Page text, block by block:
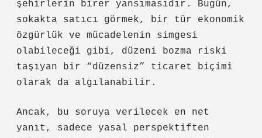
şehirlerin birer yansımasıdır. Bugün,
sokakta satıcı görmek, bir tür ekonomik
özgürlük ve mücadelenin simgesi
olabileceği gibi, düzeni bozma riski
taşıyan bir “düzensiz” ticaret biçimi
olarak da algılanabilir.
Ancak, bu soruya verilecek en net
yanıt, sadece yasal perspektiften